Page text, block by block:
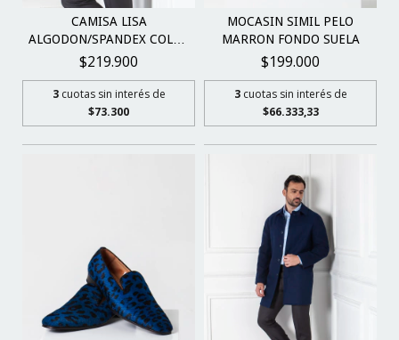
CAMISA LISA
ALGODON/SPANDEX COLOR
AZUL
$219.900
3 cuotas sin interés de
$73.300
MOCASIN SIMIL PELO
MARRON FONDO SUELA
$199.000
3 cuotas sin interés de
$66.333,33